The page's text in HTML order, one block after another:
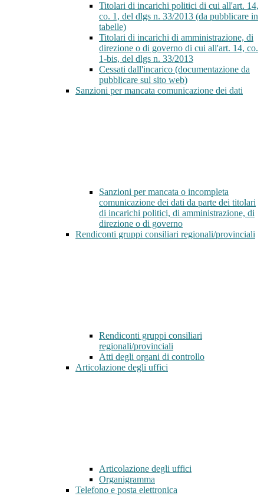
Titolari di incarichi politici di cui all'art. 14,
co. 1, del dlgs n. 33/2013 (da pubblicare in
tabelle)
Titolari di incarichi di amministrazione, di
direzione o di governo di cui all'art. 14, co.
1-bis, del dlgs n. 33/2013
Cessati dall'incarico (documentazione da
pubblicare sul sito web)
Sanzioni per mancata comunicazione dei dati
Sanzioni per mancata o incompleta
comunicazione dei dati da parte dei titolari
di incarichi politici, di amministrazione, di
direzione o di governo
Rendiconti gruppi consiliari regionali/provinciali
Rendiconti gruppi consiliari
regionali/provinciali
Atti degli organi di controllo
Articolazione degli uffici
Articolazione degli uffici
Organigramma
Telefono e posta elettronica